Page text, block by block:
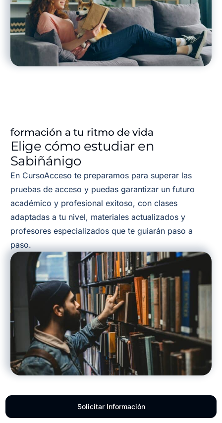
formación a tu ritmo de vida
Elige cómo estudiar en
Sabiñánigo
En CursoAcceso te preparamos para superar las
pruebas de acceso y puedas garantizar un futuro
académico y profesional exitoso, con clases
adaptadas a tu nivel, materiales actualizados y
profesores especializados que te guiarán paso a
paso.
Solicitar Información